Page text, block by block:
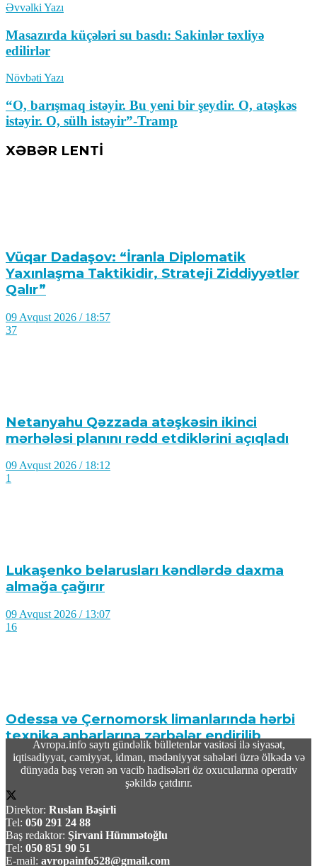
Əvvəlki Yazı
Masazırda küçələri su basdı: Sakinlər təxliyə
edilirlər
Növbəti Yazı
“O, barışmaq istəyir. Bu yeni bir şeydir. O, atəşkəs
istəyir. O, sülh istəyir”-Tramp
XƏBƏR LENTİ
Vüqar Dadaşov: “İranla Diplomatik
Yaxınlaşma Taktikidir, Strateji Ziddiyyətlər
Qalır”
09 Avqust 2026 / 18:57
37
Netanyahu Qəzzada atəşkəsin ikinci
mərhələsi planını rədd etdiklərini açıqladı
09 Avqust 2026 / 18:12
1
Lukaşenko belarusları kəndlərdə daxma
almağa çağırır
09 Avqust 2026 / 13:07
16
Odessa və Çernomorsk limanlarında hərbi
texnika anbarlarına zərbələr endirilib
09 Avqust 2026 / 10:38
Avropa.info saytı gündəlik bülletenlər vasitəsi ilə siyasət,
iqtisadiyyat, cəmiyyət, idman, mədəniyyət sahələri üzrə ölkədə və
dünyada baş verən ən vacib hadisələri öz oxucularına operativ
şəkildə çatdırır.
Direktor: Ruslan Bəşirli
Tel: 050 291 24 88
Baş redaktor: Şirvani Hümmətoğlu
Tel: 050 851 90 51
E-mail: avropainfo528@gmail.com